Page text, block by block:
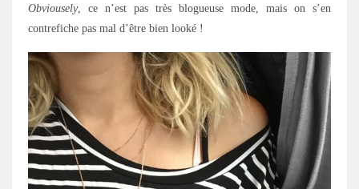
Obviousely, ce n’est pas très blogueuse mode, mais on s’en
contrefiche pas mal d’être bien looké !